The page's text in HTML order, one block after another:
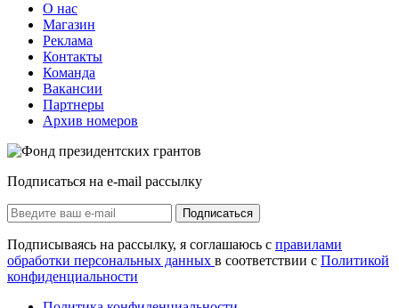
О нас
Магазин
Реклама
Контакты
Команда
Вакансии
Партнеры
Архив номеров
Подписаться на e-mail рассылку
Подписаться
Подписываясь на рассылку, я соглашаюсь с правилами
обработки персональных данных в соответствии с Политикой
конфиденциальности